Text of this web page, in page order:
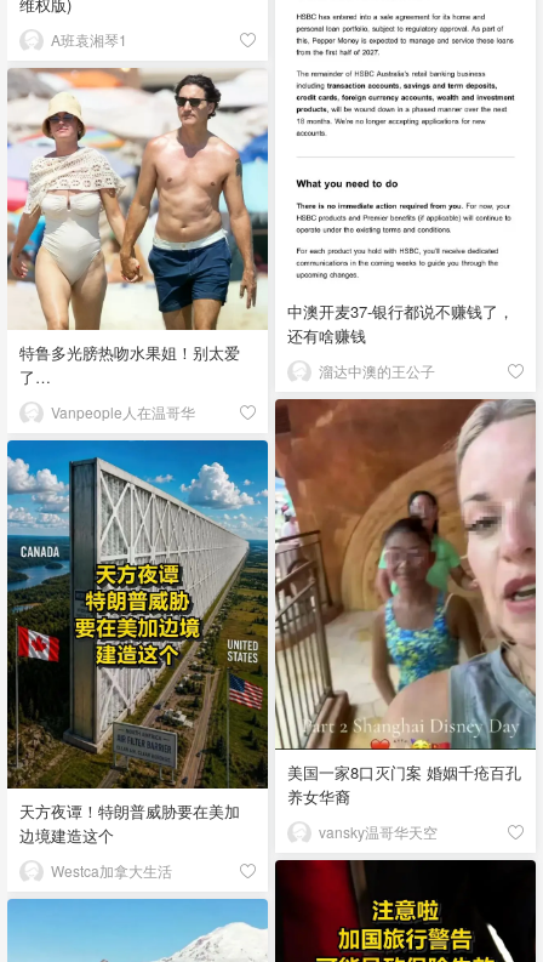
中澳开麦37-银行都说不赚钱了，
还有啥赚钱
溜达中澳的王公子
A班袁湘琴1
特鲁多光膀热吻水果姐！别太爱
了…
Vanpeople人在温哥华
美国一家8口灭门案 婚姻千疮百孔
养女华裔
vansky温哥华天空
天方夜谭！特朗普威胁要在美加
边境建造这个
Westca加拿大生活